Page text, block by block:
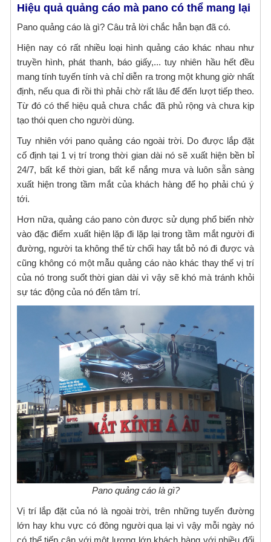
Hiệu quả quảng cáo mà pano có thể mang lại
Pano quảng cáo là gì? Câu trả lời chắc hẳn bạn đã có.
Hiện nay có rất nhiều loại hình quảng cáo khác nhau như
truyền hình, phát thanh, báo giấy,... tuy nhiên hầu hết đều
mang tính tuyến tính và chỉ diễn ra trong một khung giờ nhất
định, nếu qua đi rồi thì phải chờ rất lâu để đến lượt tiếp theo.
Từ đó có thể hiệu quả chưa chắc đã phủ rộng và chưa kịp
tạo thói quen cho người dùng.
Tuy nhiên với pano quảng cáo ngoài trời. Do được lắp đặt
cố định tại 1 vị trí trong thời gian dài nó sẽ xuất hiện bền bỉ
24/7, bất kể thời gian, bất kể nắng mưa và luôn sẵn sàng
xuất hiện trong tầm mắt của khách hàng để họ phải chú ý
tới.
Hơn nữa, quảng cáo pano còn được sử dụng phổ biến nhờ
vào đặc điểm xuất hiện lặp đi lặp lại trong tầm mắt người đi
đường, người ta không thể từ chối hay tắt bỏ nó đi được và
cũng không có một mẫu quảng cáo nào khác thay thế vị trí
của nó trong suốt thời gian dài vì vậy sẽ khó mà tránh khỏi
sự tác động của nó đến tâm trí.
Pano quảng cáo là gì?
Vị trí lắp đặt của nó là ngoài trời, trên những tuyến đường
lớn hay khu vực có đông người qua lại vì vậy mỗi ngày nó
có thể tiếp cận với một lượng lớn khách hàng với nhiều đối